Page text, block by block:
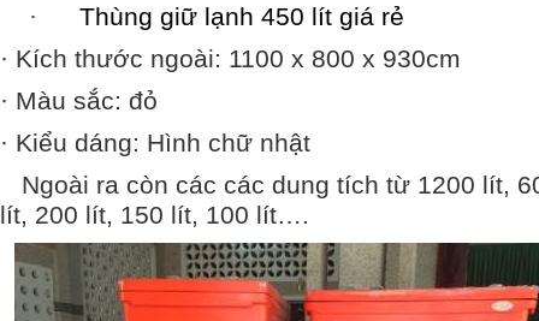
·
Thùng giữ lạnh 450 lít giá rẻ
· Kích thước ngoài: 1100 x 800 x 930cm
· Màu sắc: đỏ
· Kiểu dáng: Hình chữ nhật
Ngoài ra còn các các dung tích từ 1200 lít,
lít, 200 lít, 150 lít, 100 lít….